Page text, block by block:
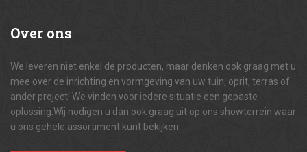
Over ons
We leveren niet enkel de producten, maar denken ook graag met u
mee over de inrichting en vormgeving van uw tuin, oprit, terras of
ander project! We vinden voor iedere situatie een gepaste
oplossing.Wij nodigen u dan ook graag uit op ons showterrein waar
u ons gehele assortiment kunt bekijken.